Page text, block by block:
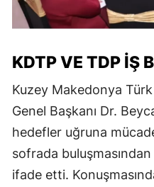
KDTP VE TDP İŞ
Kuzey Makedonya
Genel Başkanı Dr.
hedefler uğruna
sofrada
ifade etti.